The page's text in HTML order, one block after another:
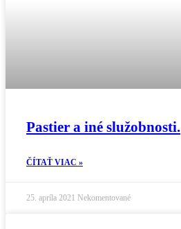
Pastier a iné služobnosti.
ČÍTAŤ VIAC »
25. apríla 2021 Nekomentované